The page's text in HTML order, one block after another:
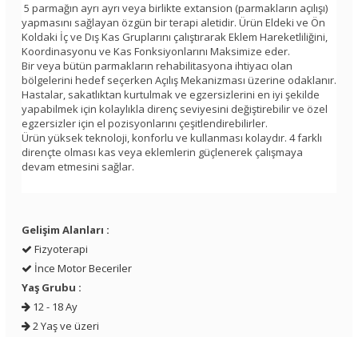
5 parmağın ayrı ayrı veya birlikte extansion (parmakların açılışı)
yapmasını sağlayan özgün bir terapi aletidir. Ürün Eldeki ve Ön
Koldaki İç ve Dış Kas Gruplarını çalıştırarak Eklem Hareketliliğini,
Koordinasyonu ve Kas Fonksiyonlarını Maksimize eder.
Bir veya bütün parmakların rehabilitasyona ihtiyacı olan
bölgelerini hedef seçerken Açılış Mekanizması üzerine odaklanır.
Hastalar, sakatlıktan kurtulmak ve egzersizlerini en iyi şekilde
yapabilmek için kolaylıkla direnç seviyesini değiştirebilir ve özel
egzersizler için el pozisyonlarını çeşitlendirebilirler.
Ürün yüksek teknoloji, konforlu ve kullanması kolaydır. 4 farklı
dirençte olması kas veya eklemlerin güçlenerek çalışmaya
devam etmesini sağlar.
Gelişim Alanları :
Fizyoterapi
İnce Motor Beceriler
Yaş Grubu :
12 - 18 Ay
2 Yaş ve üzeri